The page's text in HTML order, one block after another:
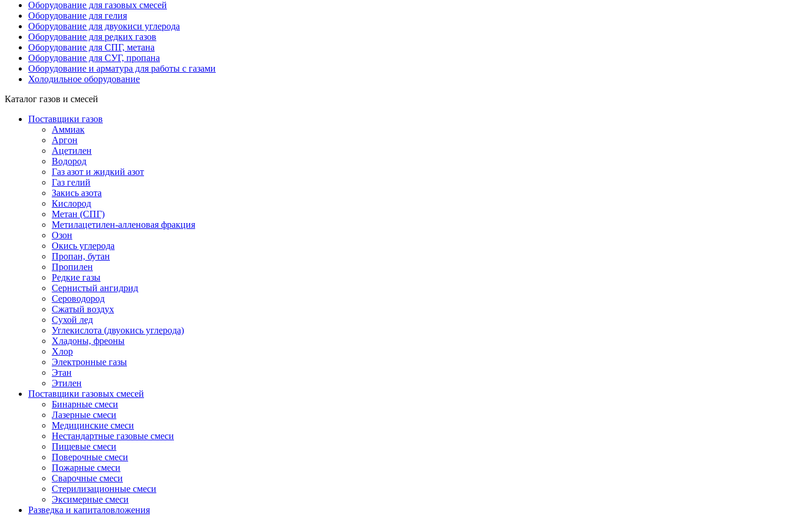
Оборудование для газовых смесей
Оборудование для гелия
Оборудование для двуокиси углерода
Оборудование для редких газов
Оборудование для СПГ, метана
Оборудование для СУГ, пропана
Оборудование и арматура для работы с газами
Холодильное оборудование
Каталог газов и смесей
Поставщики газов
Аммиак
Аргон
Ацетилен
Водород
Газ азот и жидкий азот
Газ гелий
Закись азота
Кислород
Метан (СПГ)
Метилацетилен-алленовая фракция
Озон
Окись углерода
Пропан, бутан
Пропилен
Редкие газы
Сернистый ангидрид
Сероводород
Сжатый воздух
Сухой лед
Углекислота (двуокись углерода)
Хладоны, фреоны
Хлор
Электронные газы
Этан
Этилен
Поставщики газовых смесей
Бинарные смеси
Лазерные смеси
Медицинские смеси
Нестандартные газовые смеси
Пищевые смеси
Поверочные смеси
Пожарные смеси
Сварочные смеси
Стерилизационные смеси
Эксимерные смеси
Разведка и капиталовложения